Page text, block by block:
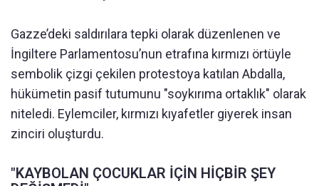
Gazze’deki saldırılara tepki olarak düzenlenen ve
İngiltere Parlamentosu’nun etrafına kırmızı örtüyle
sembolik çizgi çekilen protestoya katılan Abdalla,
hükümetin pasif tutumunu "soykırıma ortaklık" olarak
niteledi. Eylemciler, kırmızı kıyafetler giyerek insan
zinciri oluşturdu.
"KAYBOLAN ÇOCUKLAR İÇİN HİÇBİR ŞEY